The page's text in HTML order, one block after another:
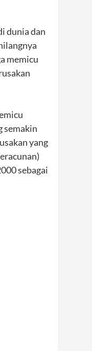
dunia dan
memicu
semakin
yang
sebagai